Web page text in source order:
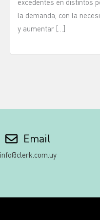
excedentes en distintos
la demanda, con la
y aumentar […]
Email
info@clerk.com.uy